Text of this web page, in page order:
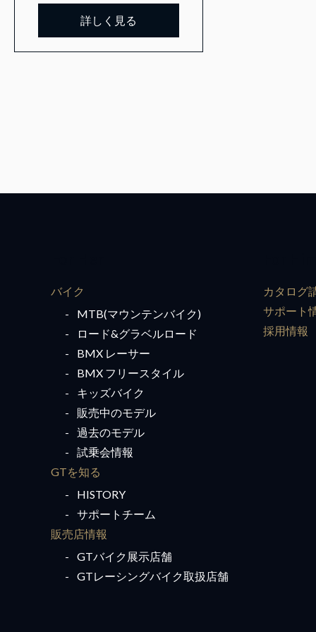
詳しく見る
バイク
MTB(マウンテンバイク)
ロード&グラベルロード
BMX レーサー
BMX フリースタイル
キッズバイク
販売中のモデル
過去のモデル
試乗会情報
GTを知る
HISTORY
サポートチーム
販売店情報
GTバイク展示店舗
GTレーシングバイク取扱店舗
カタログ
サポート
採用情報